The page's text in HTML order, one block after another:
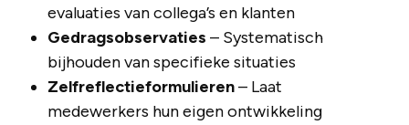
evaluaties van collega’s en klanten
Gedragsobservaties – Systematisch
bijhouden van specifieke situaties
Zelfreflectieformulieren– Laat
medewerkers hun eigen ontwikkeling